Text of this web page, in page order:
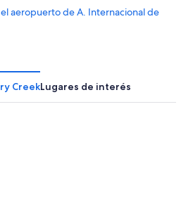
aeropuerto de A. Internacional de
CreekLugares de interés